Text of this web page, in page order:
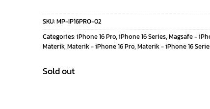
price
was:
price
is:
SKU:MP-IP16PRO-02
Categories:iPhone 16 Pro, iPhone 16 Series, Magsafe -
Materik, Materik - iPhone 16 Pro, Materik - iPhone 16
Sold out